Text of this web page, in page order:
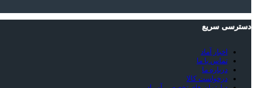
دسترسی سریع
اخبار آماد
تماس با ما
درباره ما
درخواست کالا